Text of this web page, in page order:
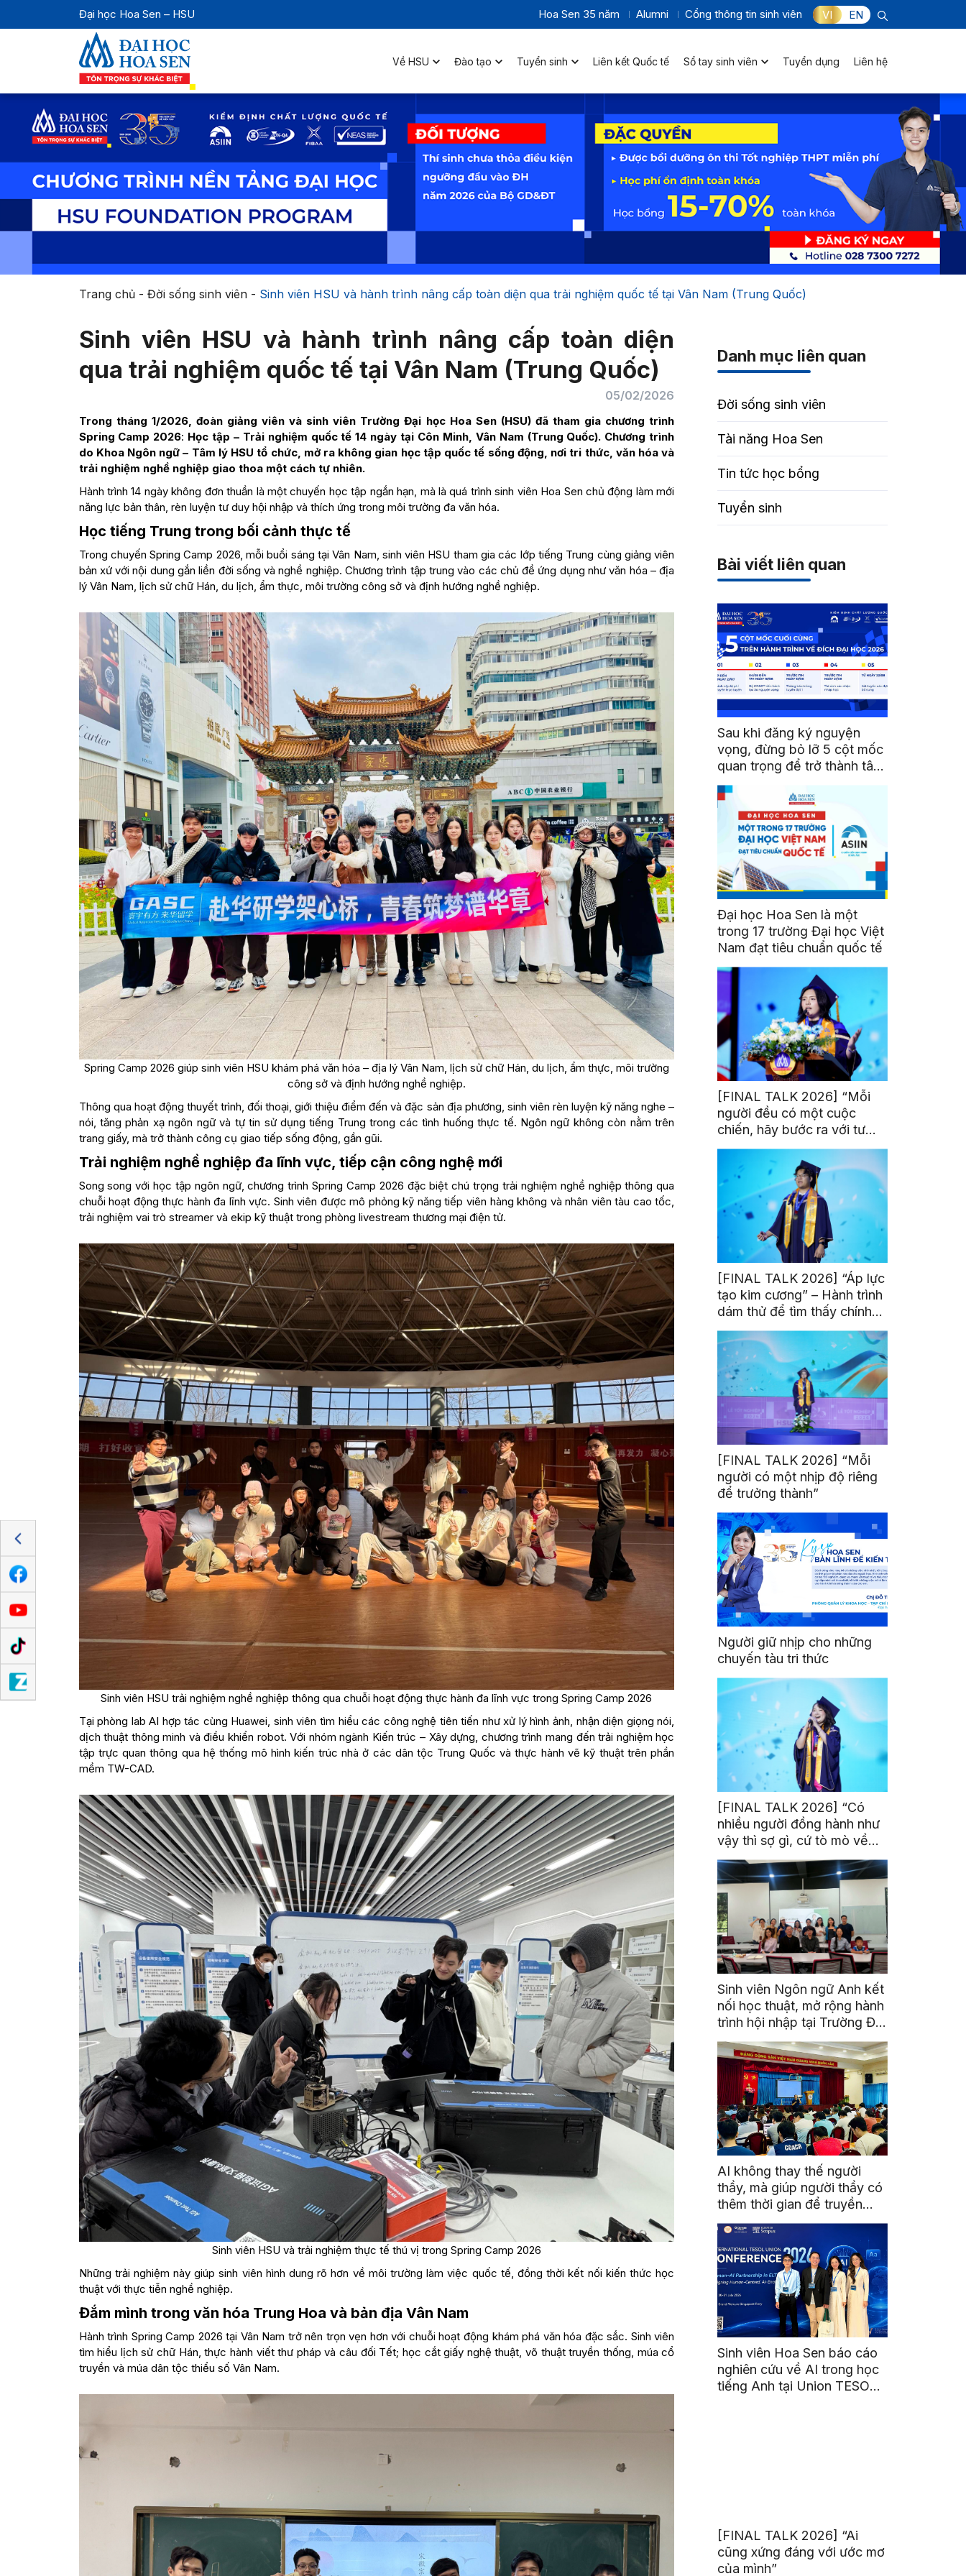
Đại học Hoa Sen – HSU Hoa Sen 35 năm Alumni Cổng thông tin sinh viên VI EN
Về HSU Đào tạo Tuyển sinh Liên kết Quốc tế Sổ tay sinh viên Tuyển dụng Liên hệ
Trang chủ- Đời sống sinh viên- Sinh viên HSU và hành trình nâng cấp toàn diện qua trải nghiệm quốc tế tại Vân Nam (Trung Quốc)
Sinh viên HSU và hành trình nâng cấp toàn diện
qua trải nghiệm quốc tế tại Vân Nam (Trung Quốc)
05/02/2026
Trong tháng 1/2026, đoàn giảng viên và sinh viên Trường Đại học Hoa Sen (HSU) đã tham gia chương trình
Spring Camp 2026: Học tập – Trải nghiệm quốc tế 14 ngày tại Côn Minh, Vân Nam (Trung Quốc). Chương trình
do Khoa Ngôn ngữ – Tâm lý HSU tổ chức, mở ra không gian học tập quốc tế sống động, nơi tri thức, văn hóa và
trải nghiệm nghề nghiệp giao thoa một cách tự nhiên.
Hành trình 14 ngày không đơn thuần là một chuyến học tập ngắn hạn, mà là quá trình sinh viên Hoa Sen chủ động làm mới
năng lực bản thân, rèn luyện tư duy hội nhập và thích ứng trong môi trường đa văn hóa.
Học tiếng Trung trong bối cảnh thực tế
Trong chuyến Spring Camp 2026, mỗi buổi sáng tại Vân Nam, sinh viên HSU tham gia các lớp tiếng Trung cùng giảng viên
bản xứ với nội dung gắn liền đời sống và nghề nghiệp. Chương trình tập trung vào các chủ đề ứng dụng như văn hóa – địa
lý Vân Nam, lịch sử chữ Hán, du lịch, ẩm thực, môi trường công sở và định hướng nghề nghiệp.
Spring Camp 2026 giúp sinh viên HSU khám phá văn hóa – địa lý Vân Nam, lịch sử chữ Hán, du lịch, ẩm thực, môi trường
công sở và định hướng nghề nghiệp.
Thông qua hoạt động thuyết trình, đối thoại, giới thiệu điểm đến và đặc sản địa phương, sinh viên rèn luyện kỹ năng nghe –
nói, tăng phản xạ ngôn ngữ và tự tin sử dụng tiếng Trung trong các tình huống thực tế. Ngôn ngữ không còn nằm trên
trang giấy, mà trở thành công cụ giao tiếp sống động, gần gũi.
Trải nghiệm nghề nghiệp đa lĩnh vực, tiếp cận công nghệ mới
Song song với học tập ngôn ngữ, chương trình Spring Camp 2026 đặc biệt chú trọng trải nghiệm nghề nghiệp thông qua
chuỗi hoạt động thực hành đa lĩnh vực. Sinh viên được mô phỏng kỹ năng tiếp viên hàng không và nhân viên tàu cao tốc,
trải nghiệm vai trò streamer và ekip kỹ thuật trong phòng livestream thương mại điện tử.
Sinh viên HSU trải nghiệm nghề nghiệp thông qua chuỗi hoạt động thực hành đa lĩnh vực trong Spring Camp 2026
Tại phòng lab AI hợp tác cùng Huawei, sinh viên tìm hiểu các công nghệ tiên tiến như xử lý hình ảnh, nhận diện giọng nói,
dịch thuật thông minh và điều khiển robot. Với nhóm ngành Kiến trúc – Xây dựng, chương trình mang đến trải nghiệm học
tập trực quan thông qua hệ thống mô hình kiến trúc nhà ở các dân tộc Trung Quốc và thực hành vẽ kỹ thuật trên phần
mềm TW-CAD.
Sinh viên HSU và trải nghiệm thực tế thú vị trong Spring Camp 2026
Những trải nghiệm này giúp sinh viên hình dung rõ hơn về môi trường làm việc quốc tế, đồng thời kết nối kiến thức học
thuật với thực tiễn nghề nghiệp.
Đắm mình trong văn hóa Trung Hoa và bản địa Vân Nam
Hành trình Spring Camp 2026 tại Vân Nam trở nên trọn vẹn hơn với chuỗi hoạt động khám phá văn hóa đặc sắc. Sinh viên
tìm hiểu lịch sử chữ Hán, thực hành viết thư pháp và câu đối Tết; học cắt giấy nghệ thuật, võ thuật truyền thống, múa cổ
truyền và múa dân tộc thiểu số Vân Nam.
Danh mục liên quan
Đời sống sinh viên
Tài năng Hoa Sen
Tin tức học bổng
Tuyển sinh
Bài viết liên quan
Sau khi đăng ký nguyện
vọng, đừng bỏ lỡ 5 cột mốc
quan trọng để trở thành tân
sinh viên HSU
Đại học Hoa Sen là một
trong 17 trường Đại học Việt
Nam đạt tiêu chuẩn quốc tế
[FINAL TALK 2026] “Mỗi
người đều có một cuộc
chiến, hãy bước ra với tư
thế của người chiến thắng”
[FINAL TALK 2026] “Áp lực
tạo kim cương” – Hành trình
dám thử để tìm thấy chính
mình
[FINAL TALK 2026] “Mỗi
người có một nhịp độ riêng
để trưởng thành”
Người giữ nhịp cho những
chuyến tàu tri thức
[FINAL TALK 2026] “Có
nhiều người đồng hành như
vậy thì sợ gì, cứ tò mò về
thế giới thôi”
Sinh viên Ngôn ngữ Anh kết
nối học thuật, mở rộng hành
trình hội nhập tại Trường Đại
học Quốc gia Malaysia
AI không thay thế người
thầy, mà giúp người thầy có
thêm thời gian để truyền
cảm hứng
Sinh viên Hoa Sen báo cáo
nghiên cứu về AI trong học
tiếng Anh tại Union TESOL
[FINAL TALK 2026] “Ai
cũng xứng đáng với ước mơ
của mình”